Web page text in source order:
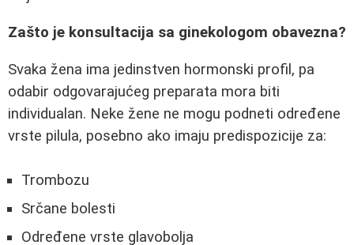
Zašto je konsultacija sa ginekologom obavezna?
Svaka žena ima jedinstven hormonski profil, pa
odabir odgovarajućeg preparata mora biti
individualan. Neke žene ne mogu podneti određene
vrste pilula, posebno ako imaju predispozicije za:
Trombozu
Srčane bolesti
Određene vrste glavobolja